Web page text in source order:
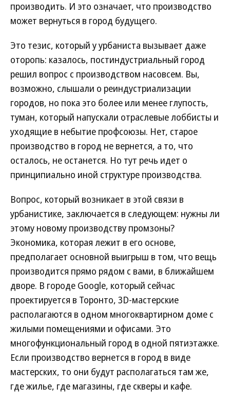
производить. И это означает, что производство
может вернуться в город будущего.
Это тезис, который у урбаниста вызывает даже
оторопь: казалось, постиндустриальный город
решил вопрос с производством насовсем. Вы,
возможно, слышали о реиндустриализации
городов, но пока это более или менее глупость,
туман, который напускали отраслевые лоббисты и
уходящие в небытие профсоюзы. Нет, старое
производство в город не вернется, а то, что
осталось, не останется. Но тут речь идет о
принципиально иной структуре производства.
Вопрос, который возникает в этой связи в
урбанистике, заключается в следующем: нужны ли
этому новому производству промзоны?
Экономика, которая лежит в его основе,
предполагает основной выигрыш в том, что вещь
производится прямо рядом с вами, в ближайшем
дворе. В городе Google, который сейчас
проектируется в Торонто, 3D-мастерские
располагаются в одном многоквартирном доме с
жилыми помещениями и офисами. Это
многофункциональный город в одной пятиэтажке.
Если производство вернется в город в виде
мастерских, то они будут располагаться там же,
где жилье, где магазины, где скверы и кафе.